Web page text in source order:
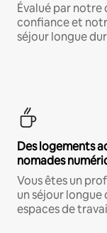
Évalué par
confiance et
séjour longue
Des logements
nomades
Vous êtes un
un séjour
espaces de